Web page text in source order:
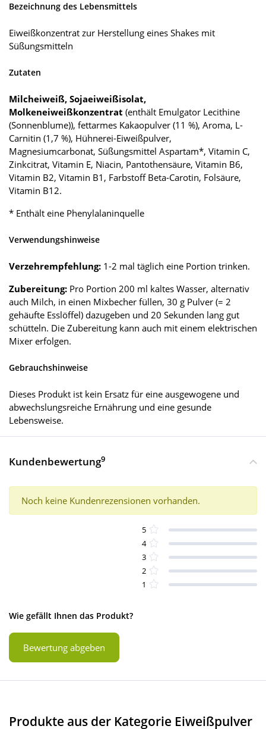
Bezeichnung des Lebensmittels
Eiweißkonzentrat zur Herstellung eines Shakes mit
Süßungsmitteln
Zutaten
Milcheiweiß, Sojaeiweißisolat,
Molkeneiweißkonzentrat (enthält Emulgator Lecithine
(Sonnenblume)), fettarmes Kakaopulver (11 %), Aroma, L-
Carnitin (1,7 %), Hühnerei-Eiweißpulver,
Magnesiumcarbonat, Süßungsmittel Aspartam*, Vitamin C,
Zinkcitrat, Vitamin E, Niacin, Pantothensäure, Vitamin B6,
Vitamin B2, Vitamin B1, Farbstoff Beta-Carotin, Folsäure,
Vitamin B12.
* Enthält eine Phenylalaninquelle
Verwendungshinweise
Verzehrempfehlung: 1-2 mal täglich eine Portion trinken.
Zubereitung: Pro Portion 200 ml kaltes Wasser, alternativ
auch Milch, in einen Mixbecher füllen, 30 g Pulver (= 2
gehäufte Esslöffel) dazugeben und 20 Sekunden lang gut
schütteln. Die Zubereitung kann auch mit einem elektrischen
Mixer erfolgen.
Gebrauchshinweise
Dieses Produkt ist kein Ersatz für eine ausgewogene und
abwechslungsreiche Ernährung und eine gesunde
Lebensweise.
Kundenbewertung9
Noch keine Kundenrezensionen vorhanden.
5
4
3
2
1
Wie gefällt Ihnen das Produkt?
Bewertung abgeben
Produkte aus der Kategorie Eiweißpulver